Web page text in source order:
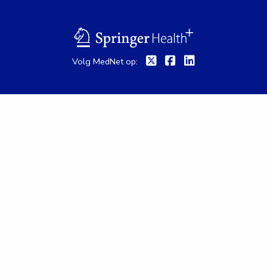
BSL
Volg MedNet op: TwitterFacebook
Linkedin